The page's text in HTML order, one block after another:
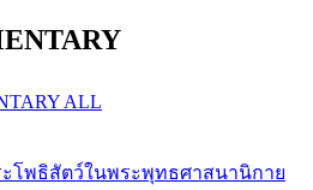
ALL
ะโพธิสัตว์ในพระพุทธศาสนานิกาย